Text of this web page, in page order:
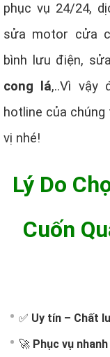
phục vụ 24/24,
sửa motor cửa
bình lưu điện,
cong lá,..Vì vậy
hotline của
vị nhé!
Lý Do
Cuốn
✅ Uy tín – Chất
🚀 Phục vụ